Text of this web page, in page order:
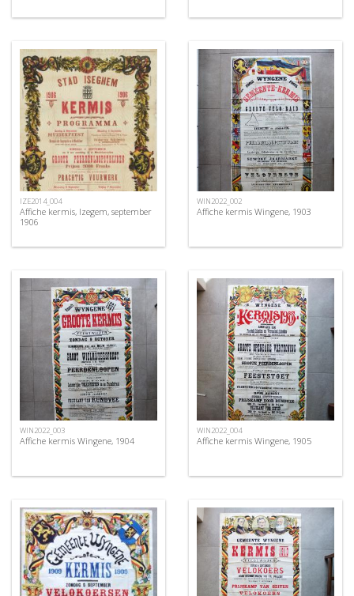
IZE2014_004
Affiche kermis, Izegem, september
1906
WIN2022_002
Affiche kermis Wingene, 1903
WIN2022_003
Affiche kermis Wingene, 1904
WIN2022_004
Affiche kermis Wingene, 1905